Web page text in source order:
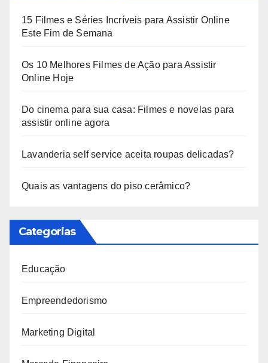
15 Filmes e Séries Incríveis para Assistir Online
Este Fim de Semana
Os 10 Melhores Filmes de Ação para Assistir
Online Hoje
Do cinema para sua casa: Filmes e novelas para
assistir online agora
Lavanderia self service aceita roupas delicadas?
Quais as vantagens do piso cerâmico?
Categorias
Educação
Empreendedorismo
Marketing Digital